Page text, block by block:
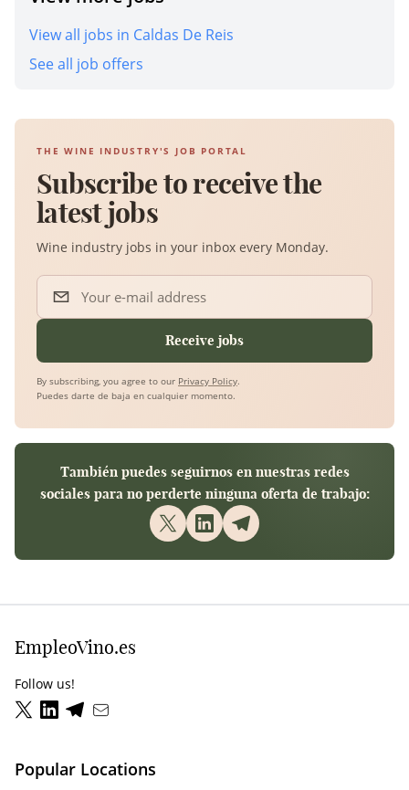
View all jobs in Caldas De Reis
See all job offers
THE WINE INDUSTRY'S JOB PORTAL
Subscribe to receive the
latest jobs
Wine industry jobs in your inbox every Monday.
Your e-mail address
Receive jobs
By subscribing, you agree to our Privacy Policy.
Puedes darte de baja en cualquier momento.
También puedes seguirnos en nuestras redes
sociales para no perderte ninguna oferta de trabajo:
EmpleoVino.es
Follow us!
Popular Locations